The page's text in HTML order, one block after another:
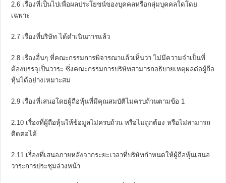
2.6 เรื่องที่เป็นไปเพื่อผลประโยชน์ของบุคคลหรือกลุ่มบุคคลใดโดย
เฉพาะ
2.7 เรื่องที่บริษัท ได้ดำเนินการแล้ว
2.8 เรื่องอื่นๆ ที่คณะกรรมการพิจารณาแล้วเห็นว่า ไม่มีความจำเป็นที่
ต้องบรรจุเป็นวาระ ซึ่งคณะกรรมการบริษัทสามารถอธิบายเหตุผลต่อผู้ถือ
หุ้นได้อย่างเหมาะสม
2.9 เรื่องที่เสนอโดยผู้ถือหุ้นที่มีคุณสมบัติไม่ครบถ้วนตามข้อ 1
2.10 เรื่องที่ผู้ถือหุ้นให้ข้อมูลไม่ครบถ้วน หรือไม่ถูกต้อง หรือไม่สามารถ
ติดต่อได้
2.11 เรื่องที่เสนอภายหลังจากระยะเวลาที่บริษัทกำหนดให้ผู้ถือหุ้นเสนอ
วาระการประชุมล่วงหน้า